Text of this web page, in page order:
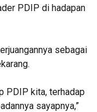
PDIP di hadapan
sebagai
PDIP kita, terhadap
sayapnya,”